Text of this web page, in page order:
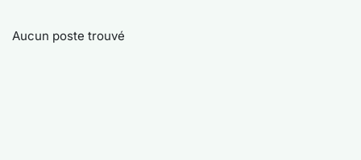
Aucun poste trouvé